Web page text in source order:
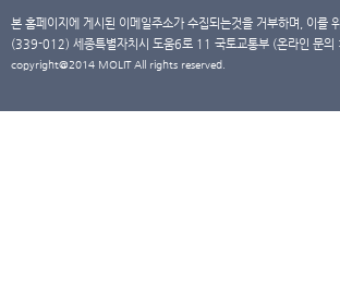
본 홈페이지에 게시된 이메일주소가 수집되는것을 거부하며, 이를
(339-012) 세종특별자치시 도움6로 11 국토교통부 (온라인
copyright@2014 MOLIT All rights reserved.